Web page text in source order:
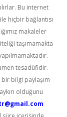
Bu internet
hiçbir bağlantısı
makaleler
taşımamakta
tesadüfidir.
bilgi paylaşım
olduğunu